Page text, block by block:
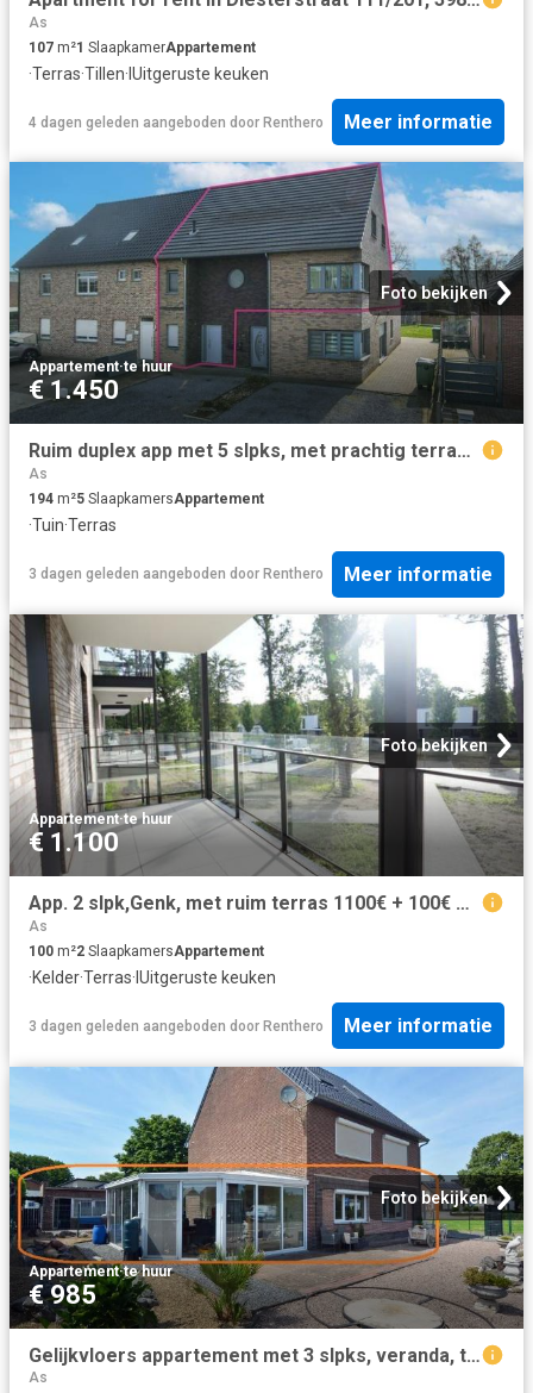
As
107 m²1 SlaapkamerAppartement
·Terras·Tillen· IUitgeruste keuken
4 dagen geleden aangeboden door Renthero Meer informatie
Foto bekijken
Appartement·te huur
€ 1.450
Ruim duplex app met 5 slpks, met prachtig terras en tuin!
As
194 m²5 SlaapkamersAppartement
·Tuin·Terras
3 dagen geleden aangeboden door Renthero Meer informatie
Foto bekijken
Appartement·te huur
€ 1.100
App. 2 slpk,Genk, met ruim terras 1100€ + 100€ gem.kosten
As
100 m²2 SlaapkamersAppartement
·Kelder·Terras· IUitgeruste keuken
3 dagen geleden aangeboden door Renthero Meer informatie
Foto bekijken
Appartement·te huur
€ 985
Gelijkvloers appartement met 3 slpks, veranda, tuin en garage
As